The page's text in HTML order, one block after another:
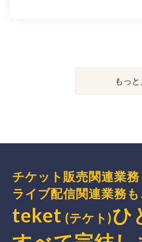
もっと
チケット販売関連業務
ライブ配信関連業務も
teket (テケト)ひ